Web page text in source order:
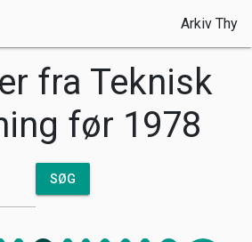
Arkiv Thy
fra Teknisk
før 1978
SØG